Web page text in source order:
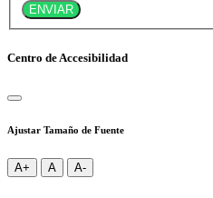
ENVIAR
Centro de Accesibilidad
Ajustar Tamaño de Fuente
A+ A A-